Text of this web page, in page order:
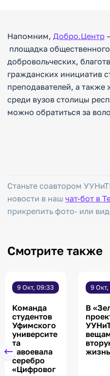
Напомним, Добро.Центр –
площадка
добровольческих,
гражданских инициатив
преподавателей, а
среди вузов столицы
можно обратиться за
Станьте соавтором
новости в наш чат-бот в
прикрепить фото- или
Смотрите также
9 Окт, 09:33
Команда
студентов
Уфимского
университе
та
завоевала
серебро
«Цифровог
9
В
жизнь